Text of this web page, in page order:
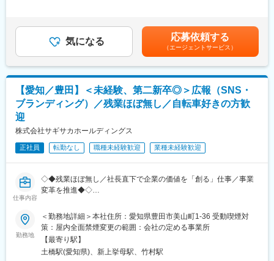
変更の範囲：会社の定める業務
人事業務：採用活動や社員の労務管理、福利厚生、就業規則の変
広報活動：会社のイメージ向上の為の施策や情報発信
■組織構成：
※2名の方に補助業務をお願いしております。
■当社の強み：
客ニーズに柔軟に対応しやすいのも大きな特徴です。また、鋳物
製造設備の据付やメンテナンスも自社でやっているためノウハウ
ます。
＼point／借り上げ社宅制度：
ご自宅から勤務地まで直線距離で30キロ以上であれば借り上げ社
年4.15ヶ月分賃金はあくまでも目安の金額であり、選考を通じて
上下する可能性があります。月給(月額)は固定手当を含めた表記で
気になる 応募依頼する
（エージェントサービス）
【愛知／豊田】＜未経験、第二新卒◎＞広報（SNS・
ブランディング）／残業ほぼ無し／自転車好きの方歓
迎
株式会社サギサカホールディングス
正社員 転勤なし 職種未経験歓迎 業種未経験歓迎
仕事内容
◇◆残業ほぼ無し／社長直下で企業の価値を「創る」仕事／事業
変革を推進◆◇
■採用背景
広報室は発足3年目を迎え、これまでの商品中心の発信から、企業
価値全体の発信へとシフトしています。しかしながら、社内外と
もにブランドの浸透はまだ道半ばです。会社の変革期である今、
広報機能を強化し、組織内外への価値伝達を推進していくため、
勤務地
＜勤務地詳細＞本社住所：愛知県豊田市美山町1-36 受動喫煙対
策：屋内全面禁煙変更の範囲：会社の定める事業所
【最寄り駅】
土橋駅(愛知県)、新上挙母駅、竹村駅